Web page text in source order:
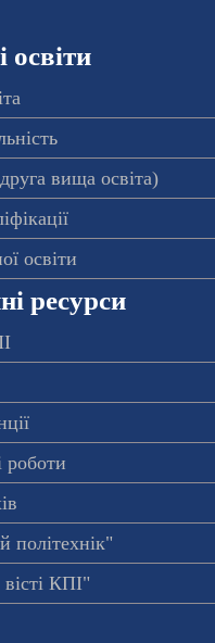
вища освіта)
освіти
ресурси
роботи
політехнік"
КПІ"